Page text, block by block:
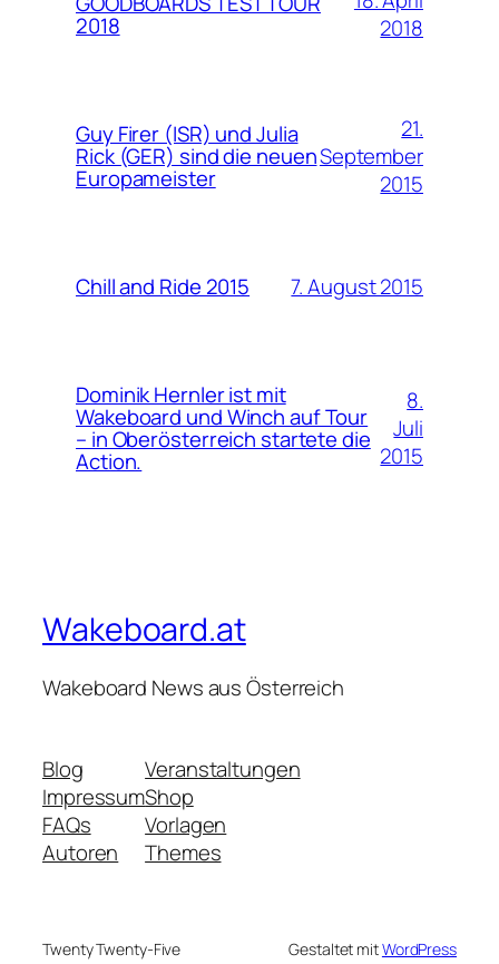
2018
2018
Guy Firer (ISR) und Julia
Rick (GER) sind die neuen
Europameister
21.
September
2015
Chill and Ride 2015 7. August 2015
Dominik Hernler ist mit
Wakeboard und Winch auf Tour
– in Oberösterreich startete die
Action.
8.
Juli
2015
Wakeboard.at
Wakeboard News aus Österreich
Blog
Impressum
FAQs
Autoren
Veranstaltungen
Shop
Vorlagen
Themes
Twenty Twenty-Five Gestaltet mitWordPress